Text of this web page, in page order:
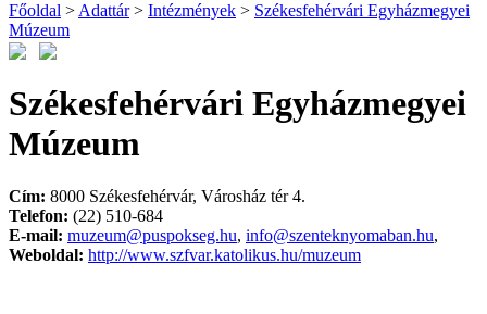
Főoldal > Adattár> Intézmények > Székesfehérvári Egyházmegyei
Múzeum
Székesfehérvári Egyházmegyei
Múzeum
Cím: 8000 Székesfehérvár, Városház tér 4.
Telefon: (22) 510-684
E-mail: muzeum@puspokseg.hu, info@szenteknyomaban.hu,
Weboldal: http://www.szfvar.katolikus.hu/muzeum